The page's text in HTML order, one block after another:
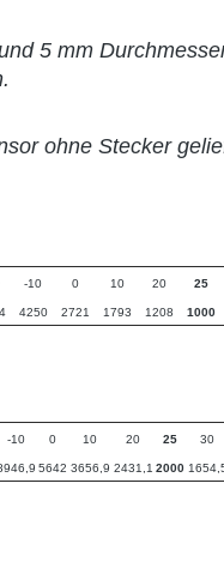
5 mm
ohne Stecker
-10 0 10 20 25
4250 2721 1793 1208 1000
-10 0 10 20 25 30
5642 3656,9 2431,1 2000